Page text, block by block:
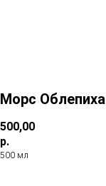
Морс Облепиха
500,00
р.
500 мл